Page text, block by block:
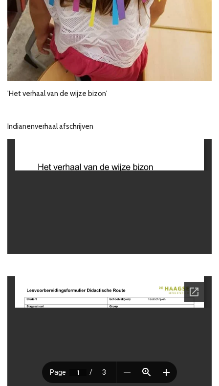
'Het verhaal van de wijze bizon'
Indianenverhaal afschrijven